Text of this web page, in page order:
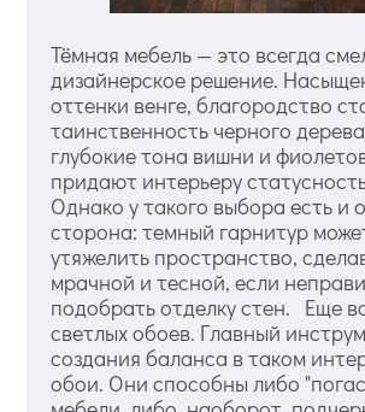
Тёмная мебель — это всегда
дизайнерское решение.
оттенки венге, благородство
таинственность черного
глубокие тона вишни и
придают интерьеру
Однако у такого выбора есть и
сторона: темный гарнитур
утяжелить пространство,
мрачной и тесной, если
подобрать отделку стен. Еще
светлых обоев. Главный
создания баланса в таком
обои. Они способны либо